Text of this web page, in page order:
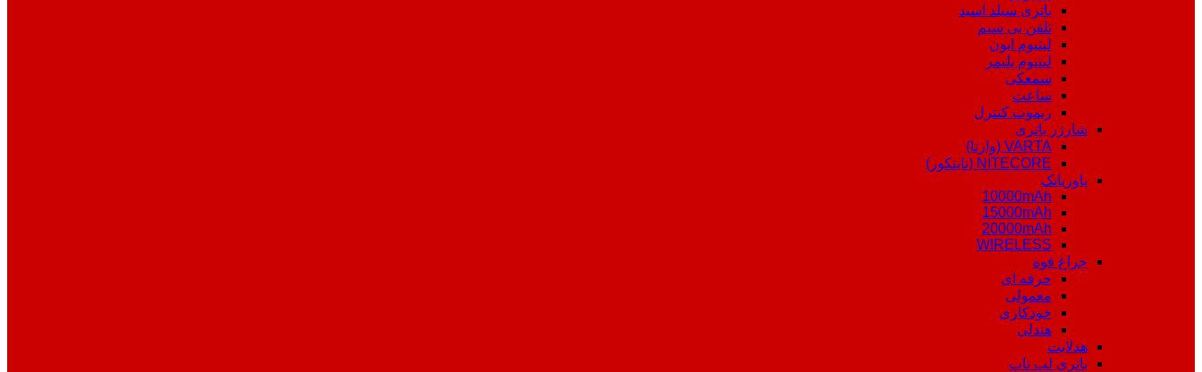
باتری سیلد اسید
تلفن بی سیم
لیتیوم ایون
لیتیوم پلیمر
سمعکی
ساعت
ریموت کنترل
شارژر باتری
VARTA (وارتا)
NITECORE (نایتکور)
پاوربانک
10000mAh
15000mAh
20000mAh
WIRELESS
چراغ قوه
حرفه ای
معمولی
خودکاری
هندلی
هدلایت
باتری لپ تاپ